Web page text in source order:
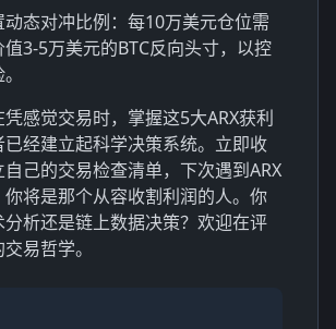
动态对冲比例：每10万美元仓位需
3-5万美元的BTC反向头寸，以控
感觉交易时，掌握这5大ARX获利
经建立起科学决策系统。立即收
己的交易检查清单，下次遇到ARX
将是那个从容收割利润的人。你
析还是链上数据决策？欢迎在评
易哲学。